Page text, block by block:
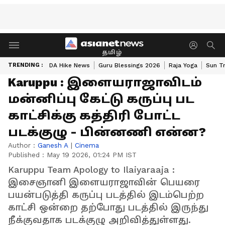
தமிழ்
TRENDING : DA Hike News Guru Blessings 2026 Raja Yoga Sun
Karuppu : இளையராஜாவிடம்
மன்னிப்பு கேட்டு கருப்பு பட
காட்சிக்கு கத்திரி போட்ட
படக்குழு - பின்னணி என்ன?
Author : Ganesh A | Cinema
Published : May 19 2026, 01:24 PM IST
Karuppu Team Apology to Ilaiyaraaja :
இசைஞானி இளையராஜாவின் பெயரை
பயன்படுத்தி கருப்பு படத்தில் இடம்பெற்ற
காட்சி ஒன்றை தற்போது படத்தில் இருந்து
நீக்குவதாக படக்குழு அறிவித்துள்ளது.